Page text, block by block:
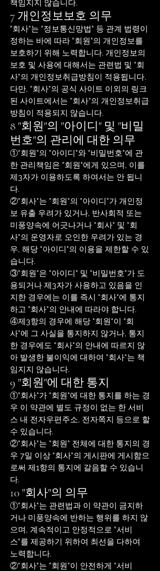
책임지지 않습니다.
7 개인정보보호 의무
"회사"는 "정보통신망법" 등 관계 법령이
정하는 바에 따라 "회원"의 개인정보를
보호하기 위해 노력합니다. 개인정보의
보호 및 사용에 대해서는 관련법 및 "회
사"의 개인정보취급방침이 적용됩니다.
다만, "회사"의 공식 사이트 이외의 링크
된 사이트에서는 "회사"의 개인정보취급
방침이 적용되지 않습니다.
8 "회원"의 "아이디" 및 "비밀
번호"의 관리에 대한 의무
①"회원"의 "아이디"와 "비밀번호"에 관
한 관리책임은 "회원"에게 있으며, 이를
제3자가 이용하도록 하여서는 안 됩니
다.
②"회사"는 "회원"의 "아이디"가 개인정
보 유출 우려가 있거나, 반사회적 또는
미풍양속에 어긋나거나 "회사" 및 "회
사"의 운영자로 오인한 우려가 있는 경
우, 해당 "아이디"의 이용을 제한할 수 있
습니다.
③"회원"은 "아이디" 및 "비밀번호"가 도
용되거나 제3자가 사용하고 있음을 인
지한 경우에는 이를 즉시 "회사"에 통지
하고 "회사"의 안내에 따라야 합니다.
④제3항의 경우에 해당 "회원"이 "회
사"에 그 사실을 통지하지 않거나, 통지
한 경우에도 "회사"의 안내에 따르지 않
아 발생한 불이익에 대하여 "회사"는 책
임지지 않습니다.
9 "회원"에 대한 통지
①"회사"가 "회원"에 대한 통지를 하는 경
우 이 약관에 별도 규정이 없는 한 서비
스 내 전자우편주소, 전자쪽지 등으로 할
수 있습니다.
②"회사"는 "회원" 전체에 대한 통지의 경
우 7일 이상 "회사"의 게시판에 게시함으
로써 제1항의 통지에 갈음할 수 있습니
다.
10 "회사"의 의무
①"회사"는 관련법과 이 약관이 금지하
거나 미풍양속에 반하는 행위를 하지 않
으며, 계속적이고 안정적으로 "서비
스"를 제공하기 위하여 최선을 다하여
노력합니다.
②"회사"는 "회원"이 안전하게 "서비